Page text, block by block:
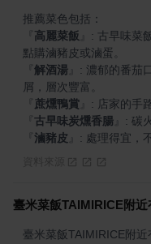
高麗菜飯
: 古早味菜
解酒湯
: 濃郁的番茄
蔗燻鴨賞
古早味炭燻香腸
滷豬皮 : 處理得宜，
臺米菜飯TAIMIRICE附近
臺米菜飯TAIMIRICE附